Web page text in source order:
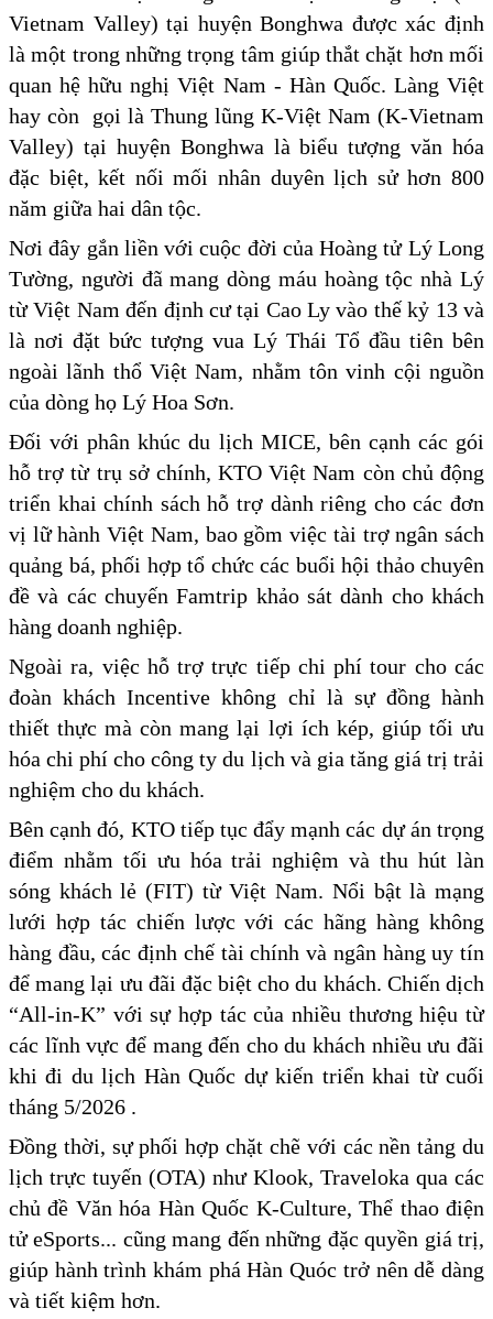
Vietnam Valley) tại huyện Bonghwa được xác định
là một trong những trọng tâm giúp thắt chặt hơn mối
quan hệ hữu nghị Việt Nam - Hàn Quốc. Làng Việt
hay còn gọi là Thung lũng K-Việt Nam (K-Vietnam
Valley) tại huyện Bonghwa là biểu tượng văn hóa
đặc biệt, kết nối mối nhân duyên lịch sử hơn 800
năm giữa hai dân tộc.
Nơi đây gắn liền với cuộc đời của Hoàng tử Lý Long
Tường, người đã mang dòng máu hoàng tộc nhà Lý
từ Việt Nam đến định cư tại Cao Ly vào thế kỷ 13 và
là nơi đặt bức tượng vua Lý Thái Tổ đầu tiên bên
ngoài lãnh thổ Việt Nam, nhằm tôn vinh cội nguồn
của dòng họ Lý Hoa Sơn.
Đối với phân khúc du lịch MICE, bên cạnh các gói
hỗ trợ từ trụ sở chính, KTO Việt Nam còn chủ động
triển khai chính sách hỗ trợ dành riêng cho các đơn
vị lữ hành Việt Nam, bao gồm việc tài trợ ngân sách
quảng bá, phối hợp tổ chức các buổi hội thảo chuyên
đề và các chuyến Famtrip khảo sát dành cho khách
hàng doanh nghiệp.
Ngoài ra, việc hỗ trợ trực tiếp chi phí tour cho các
đoàn khách Incentive không chỉ là sự đồng hành
thiết thực mà còn mang lại lợi ích kép, giúp tối ưu
hóa chi phí cho công ty du lịch và gia tăng giá trị trải
nghiệm cho du khách.
Bên cạnh đó, KTO tiếp tục đẩy mạnh các dự án trọng
điểm nhằm tối ưu hóa trải nghiệm và thu hút làn
sóng khách lẻ (FIT) từ Việt Nam. Nổi bật là mạng
lưới hợp tác chiến lược với các hãng hàng không
hàng đầu, các định chế tài chính và ngân hàng uy tín
để mang lại ưu đãi đặc biệt cho du khách. Chiến dịch
“All-in-K” với sự hợp tác của nhiều thương hiệu từ
các lĩnh vực để mang đến cho du khách nhiều ưu đãi
khi đi du lịch Hàn Quốc dự kiến triển khai từ cuối
tháng 5/2026 .
Đồng thời, sự phối hợp chặt chẽ với các nền tảng du
lịch trực tuyến (OTA) như Klook, Traveloka qua các
chủ đề Văn hóa Hàn Quốc K-Culture, Thể thao điện
tử eSports... cũng mang đến những đặc quyền giá trị,
giúp hành trình khám phá Hàn Quóc trở nên dễ dàng
và tiết kiệm hơn.